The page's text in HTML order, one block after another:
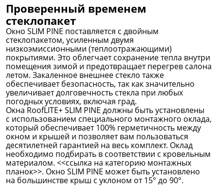
Проверенный временем
стеклопакет
Окно SLIM PINE поставляется с двойным
стеклопакетом, усиленным двумя
низкоэмиссионными (теплоотражающими)
покрытиями. Это облегчает сохранение тепла внутри
помещения зимой и предотвращает перегрев салона
летом. Закаленное внешнее стекло также
обеспечивает безопасность, так как значительно
увеличивает долговечность стекла при любых
погодных условиях, включая град.
Окна RoofLITE+ SLIM PINE должны быть установлены
с использованием специального монтажного оклада,
который обеспечивает 100% герметичность между
окном и крышей и позволяет вам пользоваться
десятилетней гарантией на весь комплект. Оклад
необходимо подбирать в соответствии с кровельным
материалом. <<ссылка на категорию монтажных
планок>>. Окно SLIM PINE может быть установлено
на большинстве крыш с уклоном от 15° до 90°.